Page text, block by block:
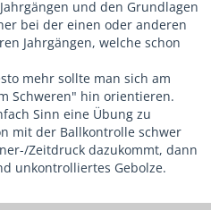
und den Grundlagen
bei der einen oder anderen
Jahrgängen, welche schon
mehr sollte man sich am
Schweren" hin orientieren.
Sinn eine Übung zu
mit der Ballkontrolle schwer
Zeitdruck dazukommt, dann
unkontrolliertes Gebolze.